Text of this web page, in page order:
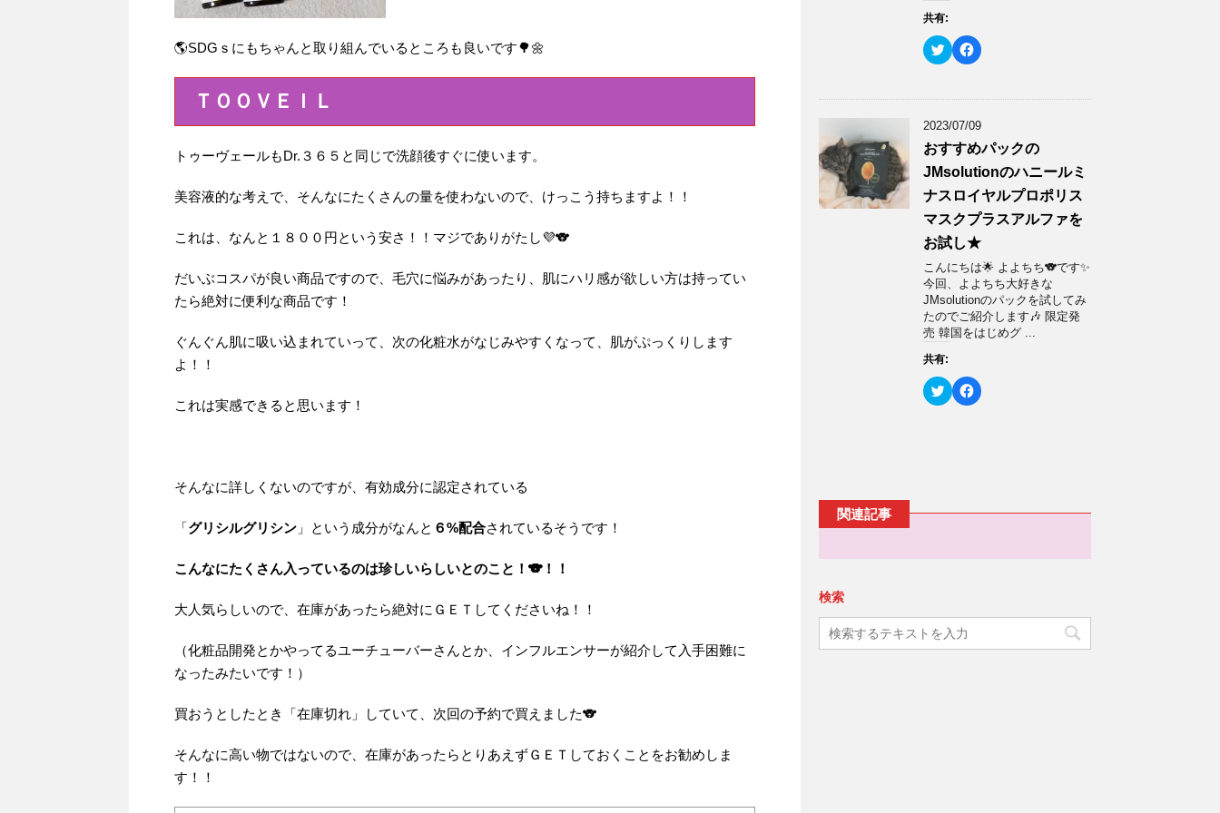
🌎SDGｓにもちゃんと取り組んでいるところも良いです🌳🌼
ＴＯＯＶＥＩＬ
トゥーヴェールもDr.３６５と同じで洗顔後すぐに使います。
美容液的な考えで、そんなにたくさんの量を使わないので、けっこう持ちますよ！！
これは、なんと１８００円という安さ！！マジでありがたし💜🐨
だいぶコスパが良い商品ですので、毛穴に悩みがあったり、肌にハリ感が欲しい方は持ってい
たら絶対に便利な商品です！
ぐんぐん肌に吸い込まれていって、次の化粧水がなじみやすくなって、肌がぷっくりします
よ！！
これは実感できると思います！
そんなに詳しくないのですが、有効成分に認定されている
「グリシルグリシン 」という成分がなんと ６%配合されているそうです！
こんなにたくさん入っているのは珍しいらしいとのこと！🐨！！
大人気らしいので、在庫があったら絶対にＧＥＴしてくださいね！！
（化粧品開発とかやってるユーチューバーさんとか、インフルエンサーが紹介して入手困難に
なったみたいです！）
買おうとしたとき「在庫切れ」していて、次回の予約で買えました🐨
そんなに高い物ではないので、在庫があったらとりあえずＧＥＴしておくことをお勧めしま
す！！
で
き
ま
す
し
い
ウ
開
ま
)
共有:
ク
リ
て
w
t
t
e
r
で
共
(
新
し
ウ
ィ
ン
ド
で
開
き
す
F
a
o
k
共
有
す
る
に
は
ク
リ
ク
て
く
だ
さ
い
(
新
し
ン
ド
ウ
2023/07/09
おすすめパックの
JMsolutionのハニールミ
ナスロイヤルプロポリス
マスクプラスアルファを
お試し★
こんにちは🌟 よよちち🐨です✨
今回、よよちち大好きな
JMsolutionのパックを試してみ
たのでご紹介します🎶 限定発
売 韓国をはじめグ ...
共有:
ク
リ
(
ィ
ン
ド
ウ
F
a
リ
く
い
関連記事
検索